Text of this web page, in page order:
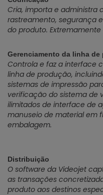
Cria, importa e administra
rastreamento, segurança
do produto. Extremamente
Gerenciamento da linha de
Controla e faz a interface
linha de produção,
sistemas de impressão
verificação do sistema de
ilimitados de interface de
manuseio de material em
embalagem.
Distribuição
O software da Videojet
as transações
produto aos destinos